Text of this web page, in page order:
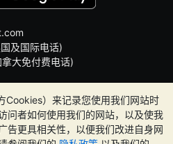
Cookies）来记录您使用我们网站时
问者如何使用我们的网站，以及使我
告更具相关性，以便我们改进自身网
及国际电话)
大免付费电话)
周一至周五